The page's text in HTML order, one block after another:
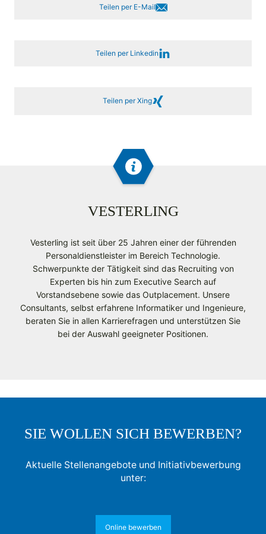
Teilen per E-Mail
Teilen per Linkedin
Teilen per Xing
VESTERLING
Vesterling ist seit über 25 Jahren einer der führenden
Personaldienstleister im Bereich Technologie.
Schwerpunkte der Tätigkeit sind das Recruiting von
Experten bis hin zum Executive Search auf
Vorstandsebene sowie das Outplacement. Unsere
Consultants, selbst erfahrene Informatiker und Ingenieure,
beraten Sie in allen Karrierefragen und unterstützen Sie
bei der Auswahl geeigneter Positionen.
SIE WOLLEN SICH BEWERBEN?
Aktuelle Stellenangebote und Initiativbewerbung
unter:
Online bewerben